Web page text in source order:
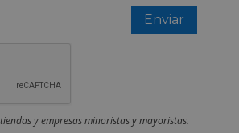
y empresas minoristas y mayoristas.